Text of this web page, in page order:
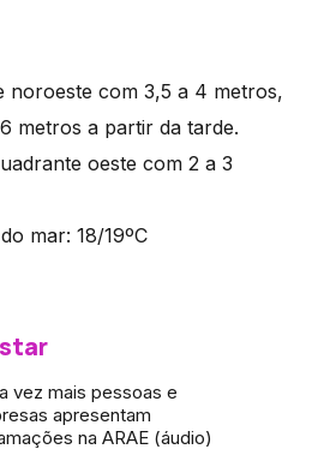
noroeste com 3,5 a 4 metros,
metros a partir da tarde.
oeste com 2 a 3
mar: 18/19ºC
vez mais pessoas e
apresentam
na ARAE (áudio)